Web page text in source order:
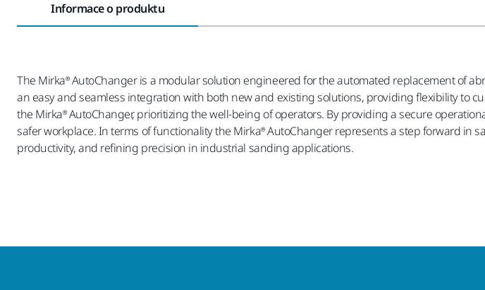
Informace o produktu
The Mirka® AutoChanger is a modular solution engineered for the automated replacement of
an easy and seamless integration with both new and existing solutions, providing flexibility to
the Mirka® AutoChanger, prioritizing the well-being of operators. By providing a secure
safer workplace. In terms of functionality the Mirka® AutoChanger represents a step forward
productivity, and refining precision in industrial sanding applications.